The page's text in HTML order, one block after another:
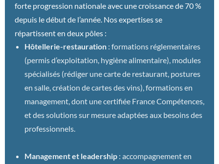
forte progression nationale avec une croissance de 70 %
depuis le début de l’année. Nos expertises se
répartissent en deux pôles :
Hôtellerie-restauration : formations réglementaires
(permis d’exploitation, hygiène alimentaire), modules
spécialisés (rédiger une carte de restaurant, postures
en salle, création de cartes des vins), formations en
management, dont une certifiée France Compétences,
et des solutions sur mesure adaptées aux besoins des
professionnels.
Management et leadership : accompagnement en